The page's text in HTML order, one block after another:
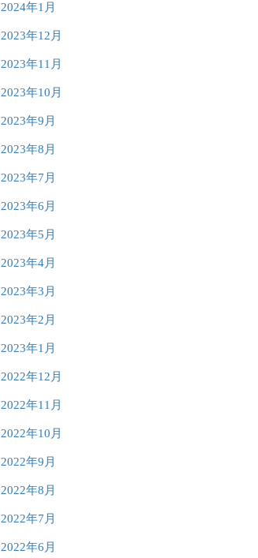
2024年1月
2023年12月
2023年11月
2023年10月
2023年9月
2023年8月
2023年7月
2023年6月
2023年5月
2023年4月
2023年3月
2023年2月
2023年1月
2022年12月
2022年11月
2022年10月
2022年9月
2022年8月
2022年7月
2022年6月